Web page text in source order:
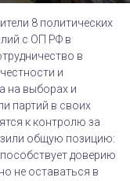
8 политических
с ОП РФ в
в
и
на выборах и
партий в своих
к контролю за
общую позицию:
доверию
не оставаться в